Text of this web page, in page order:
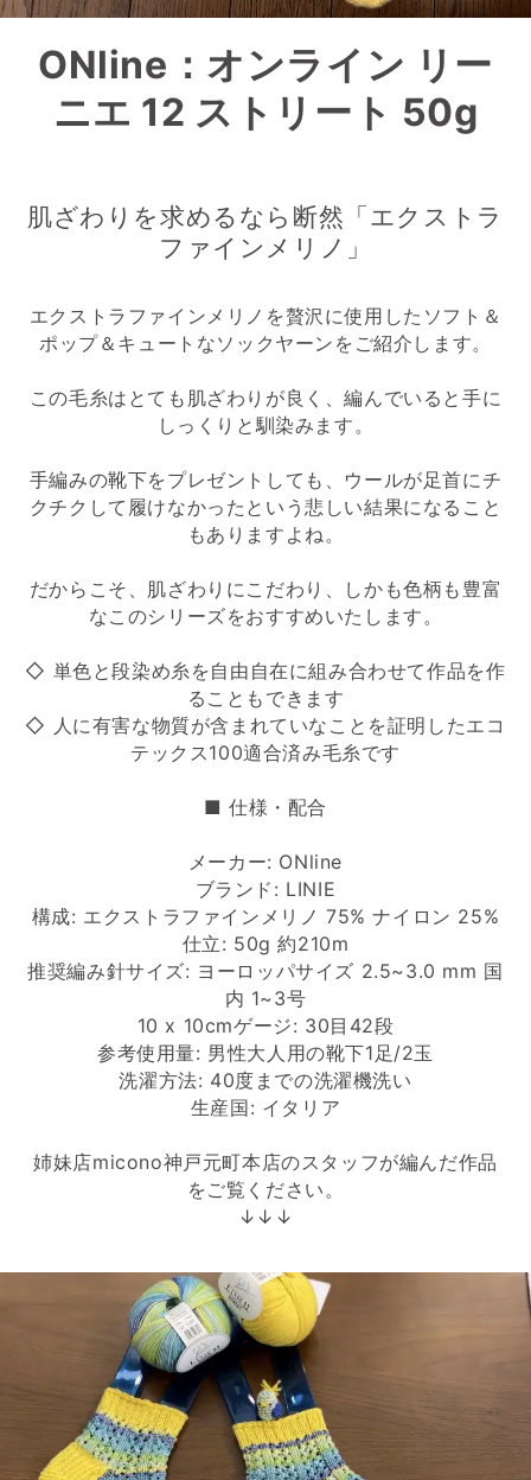
ONline：オンライン リー
ニエ 12 ストリート 50g
肌ざわりを求めるなら断然「エクストラ
ファインメリノ」
エクストラファインメリノを贅沢に使用したソフト＆
ポップ＆キュートなソックヤーンをご紹介します。
この毛糸はとても肌ざわりが良く、編んでいると手に
しっくりと馴染みます。
手編みの靴下をプレゼントしても、ウールが足首にチ
クチクして履けなかったという悲しい結果になること
もありますよね。
だからこそ、肌ざわりにこだわり、しかも色柄も豊富
なこのシリーズをおすすめいたします。
◇ 単色と段染め糸を自由自在に組み合わせて作品を作
ることもできます
◇ 人に有害な物質が含まれていなことを証明したエコ
テックス100適合済み毛糸です
■ 仕様・配合
メーカー: ONline
ブランド: LINIE
構成: エクストラファインメリノ 75% ナイロン 25%
仕立: 50g 約210m
推奨編み針サイズ: ヨーロッパサイズ 2.5~3.0 mm 国
内 1~3号
10 x 10cmゲージ: 30目42段
参考使用量: 男性大人用の靴下1足/2玉
洗濯方法: 40度までの洗濯機洗い
生産国: イタリア
姉妹店micono神戸元町本店のスタッフが編んだ作品
をご覧ください。
↓↓↓